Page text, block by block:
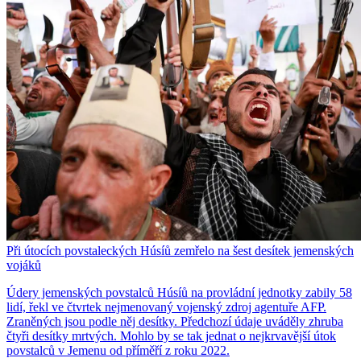
Při útocích povstaleckých Húsíů zemřelo na šest desítek jemenských
vojáků
Údery jemenských povstalců Húsíů na provládní jednotky zabily 58
lidí, řekl ve čtvrtek nejmenovaný vojenský zdroj agentuře AFP.
Zraněných jsou podle něj desítky. Předchozí údaje uváděly zhruba
čtyři desítky mrtvých. Mohlo by se tak jednat o nejkrvavější útok
povstalců v Jemenu od příměří z roku 2022.